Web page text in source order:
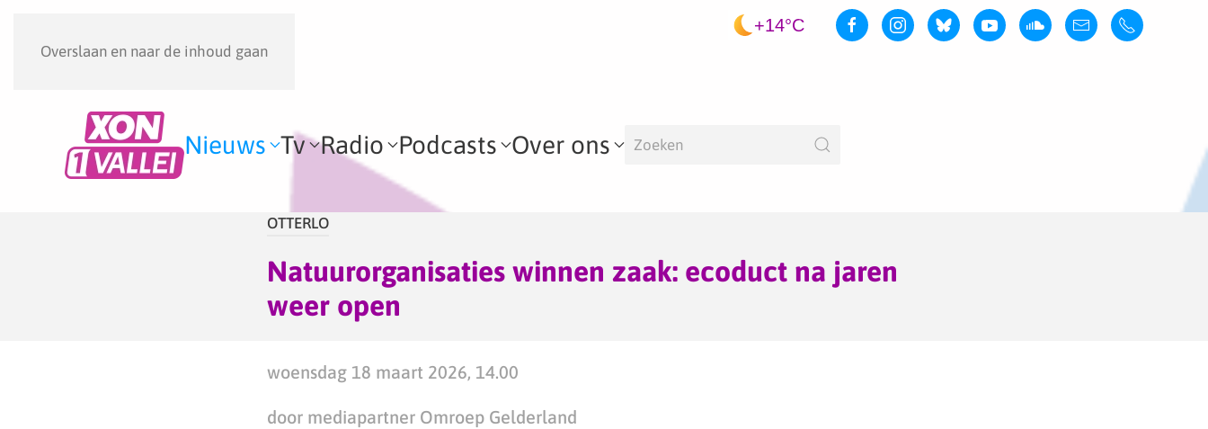
Overslaan en naar de inhoud gaan
+14°C
Nieuws Tv Radio Podcasts Over ons
OTTERLO
Natuurorganisaties winnen zaak: ecoduct na jaren
weer open
woensdag 18 maart 2026, 14.00
door mediapartner Omroep Gelderland